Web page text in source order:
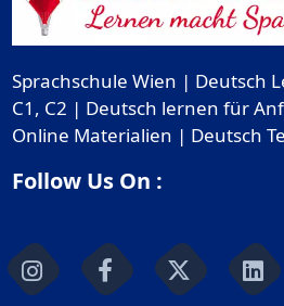
Sprachschule Wien | Deutsch
C1, C2 | Deutsch lernen für
Online Materialien | Deutsch
Follow Us On :